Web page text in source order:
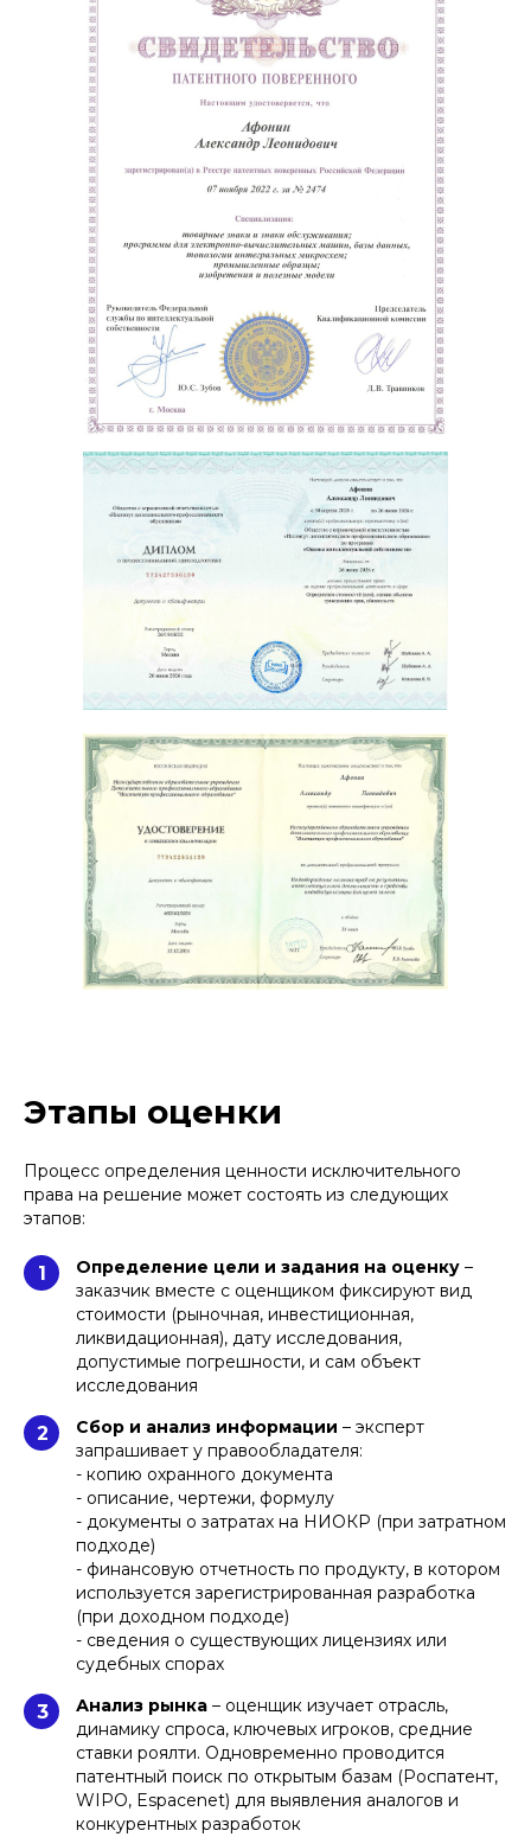
Этапы оценки
Процесс определения ценности исключительного
права на решение может состоять из следующих
этапов:
1 Определение цели и задания на оценку –
заказчик вместе с оценщиком фиксируют вид
стоимости (рыночная, инвестиционная,
ликвидационная), дату исследования,
допустимые погрешности, и сам объект
исследования
2 Сбор и анализ информации – эксперт
запрашивает у правообладателя:
- копию охранного документа
- описание, чертежи, формулу
- документы о затратах на НИОКР (при затратном
подходе)
- финансовую отчетность по продукту, в котором
используется зарегистрированная разработка
(при доходном подходе)
- сведения о существующих лицензиях или
судебных спорах
3 Анализ рынка – оценщик изучает отрасль,
динамику спроса, ключевых игроков, средние
ставки роялти. Одновременно проводится
патентный поиск по открытым базам (Роспатент,
WIPO, Espacenet) для выявления аналогов и
конкурентных разработок